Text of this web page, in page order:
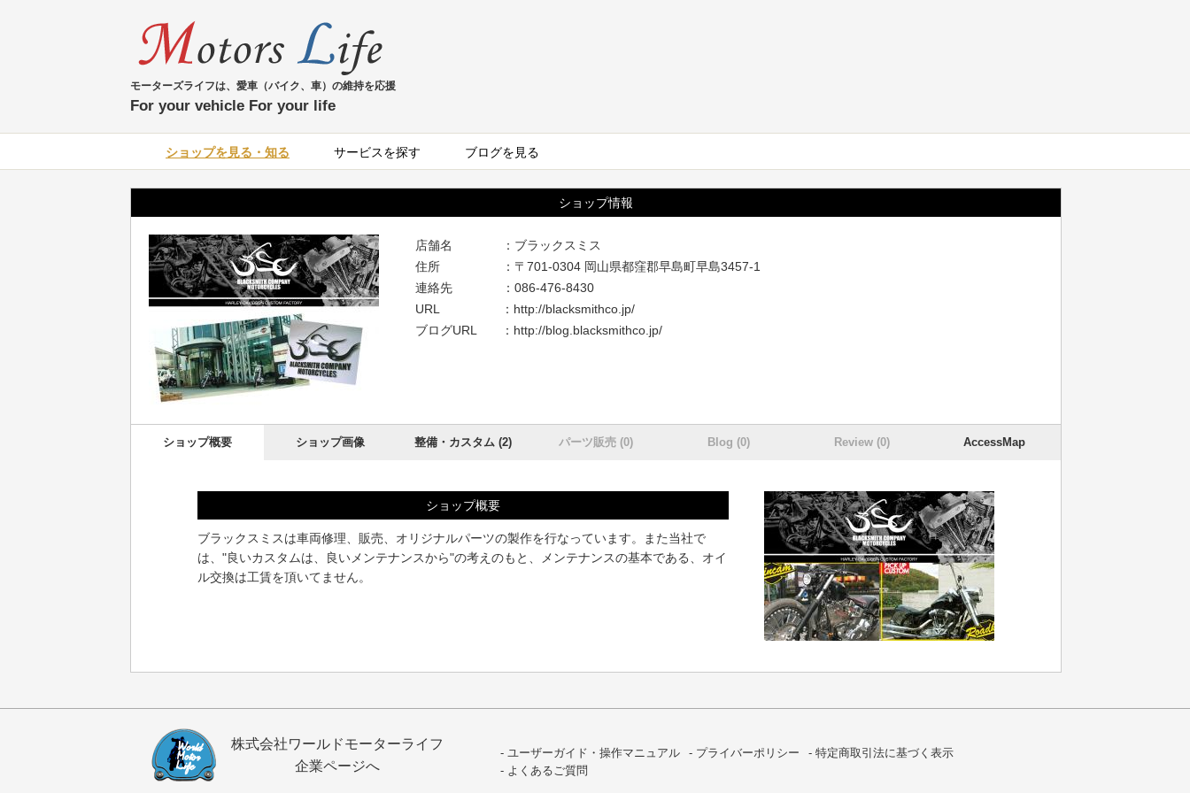
モーターズライフは、愛車（バイク、車）の維持を応援
For your vehicle For your life
ショップを見る・知る サービスを探す ブログを見る
ショップ情報
店舗名 ：ブラックスミス
住所 ：〒701-0304 岡山県都窪郡早島町早島3457-1
連絡先 ：086-476-8430
URL ： http://blacksmithco.jp/
ブログURL ： http://blog.blacksmithco.jp/
ショップ概要 ショップ画像 整備・カスタム (2) パーツ販売 (0) Blog (0) Review (0) AccessMap
ショップ概要
ブラックスミスは車両修理、販売、オリジナルパーツの製作を行なっています。また当社で
は、"良いカスタムは、良いメンテナンスから"の考えのもと、メンテナンスの基本である、オイ
ル交換は工賃を頂いてません。
株式会社ワールドモーターライフ
企業ページへ
ユーザーガイド・操作マニュアル プライバーポリシー
特定商取引法に基づく表示
よくあるご質問